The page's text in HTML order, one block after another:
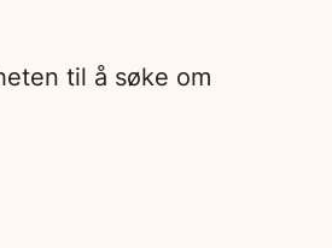
til å søke om